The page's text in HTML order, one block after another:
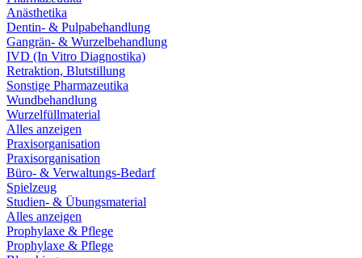
Anästhetika
Dentin- & Pulpabehandlung
Gangrän- & Wurzelbehandlung
IVD (In Vitro Diagnostika)
Retraktion, Blutstillung
Sonstige Pharmazeutika
Wundbehandlung
Wurzelfüllmaterial
Alles anzeigen
Praxisorganisation
Praxisorganisation
Büro- & Verwaltungs-Bedarf
Spielzeug
Studien- & Übungsmaterial
Alles anzeigen
Prophylaxe & Pflege
Prophylaxe & Pflege